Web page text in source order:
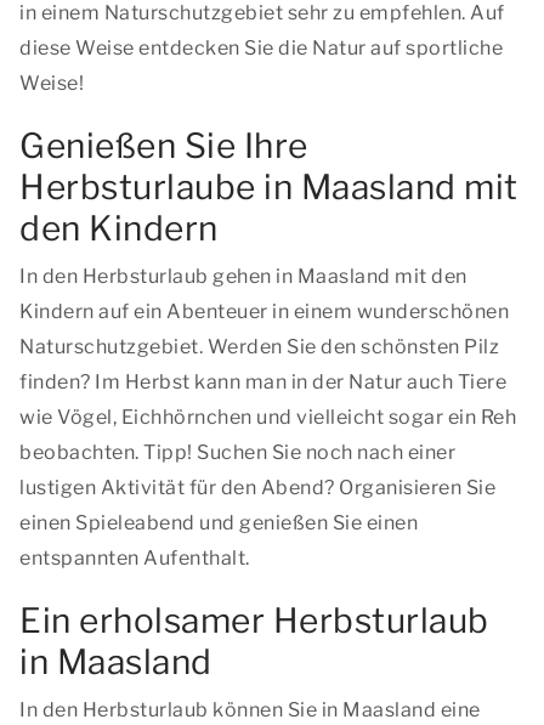
in einem Naturschutzgebiet sehr zu empfehlen. Auf
diese Weise entdecken Sie die Natur auf sportliche
Weise!
Genießen Sie Ihre
Herbsturlaube in Maasland mit
den Kindern
In den Herbsturlaub gehen in Maasland mit den
Kindern auf ein Abenteuer in einem wunderschönen
Naturschutzgebiet. Werden Sie den schönsten Pilz
finden? Im Herbst kann man in der Natur auch Tiere
wie Vögel, Eichhörnchen und vielleicht sogar ein Reh
beobachten. Tipp! Suchen Sie noch nach einer
lustigen Aktivität für den Abend? Organisieren Sie
einen Spieleabend und genießen Sie einen
entspannten Aufenthalt.
Ein erholsamer Herbsturlaub
in Maasland
In den Herbsturlaub können Sie in Maasland eine